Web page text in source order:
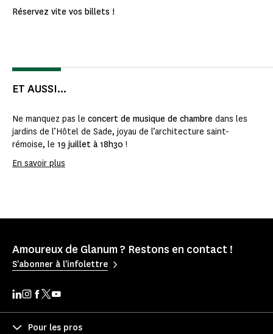
Réservez vite vos billets !
ET AUSSI...
Ne manquez pas le concert de musique de chambre dans les
jardins de l’Hôtel de Sade, joyau de l’architecture saint-
rémoise, le 19 juillet à 18h30 !
En savoir plus
Amoureux de Glanum ? Restons en contact !
S'abonner à l'infolettre
Pour les pros